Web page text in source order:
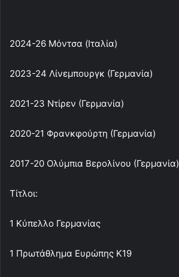
2024-26 Μόντσα (Ιταλία)
2023-24 Λίνεμπουργκ (Γερμανία)
2021-23 Ντίρεν (Γερμανία)
2020-21 Φρανκφούρτη (Γερμανία)
2017-20 Ολύμπια Βερολίνου (Γερμανία)
Τίτλοι:
1 Κύπελλο Γερμανίας
1 Πρωτάθλημα Ευρώπης Κ19